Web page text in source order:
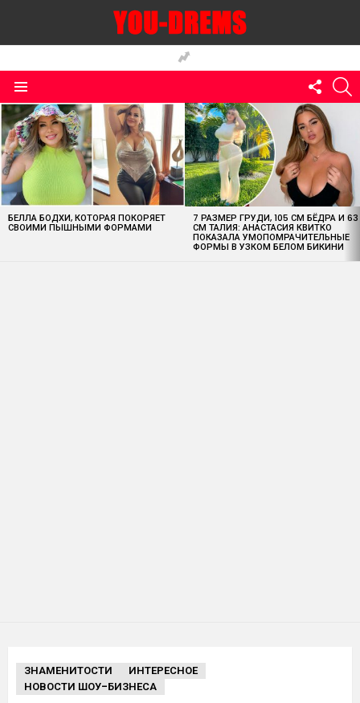
US
MOST
VIEWED
STORIES
БЕЛЛА БОДХИ, КОТОРАЯ ПОКОРЯЕТ
СВОИМИ ПЫШНЫМИ ФОРМАМИ
7 РАЗМЕР ГРУДИ, 105 СМ БЁДРА И 63
СМ ТАЛИЯ: АНАСТАСИЯ КВИТКО
ПОКАЗАЛА УМОПОМРАЧИТЕЛЬНЫЕ
ФОРМЫ В УЗКОМ БЕЛОМ БИКИНИ
ЗНАМЕНИТОСТИ
ИНТЕРЕСНОЕ
НОВОСТИ ШОУ-БИЗНЕСА